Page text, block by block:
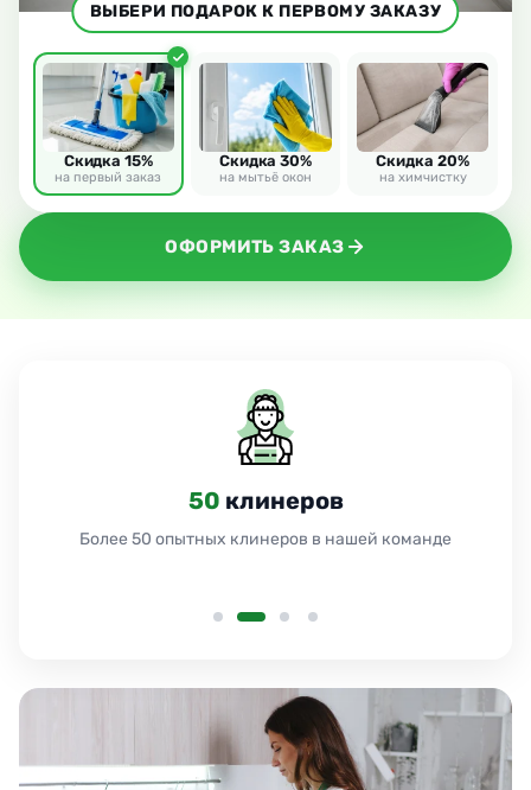
ОФОРМИТЬ ЗАКАЗ
ВЫБЕРИ ПОДАРОК К ПЕРВОМУ ЗАКАЗУ
Скидка 15%
на первый заказ
Скидка 30%
на мытьё окон
Скидка 20%
на химчистку
50 клинеров
Более 50 опытных клинеров в нашей команде